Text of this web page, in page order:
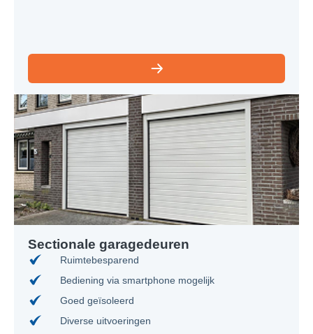
Sectionale garagedeuren
Ruimtebesparend
Bediening via smartphone mogelijk
Goed geïsoleerd
Diverse uitvoeringen